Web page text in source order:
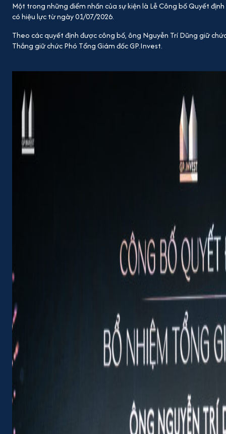
Một trong những điểm nhấn của sự kiện là Lễ Công bố Quyết
có hiệu lực từ ngày 01/07/2026.
Theo các quyết định được công bố, ông Nguyễn Trí Dũng giữ
Thắng giữ chức Phó Tổng Giám đốc GP.Invest.